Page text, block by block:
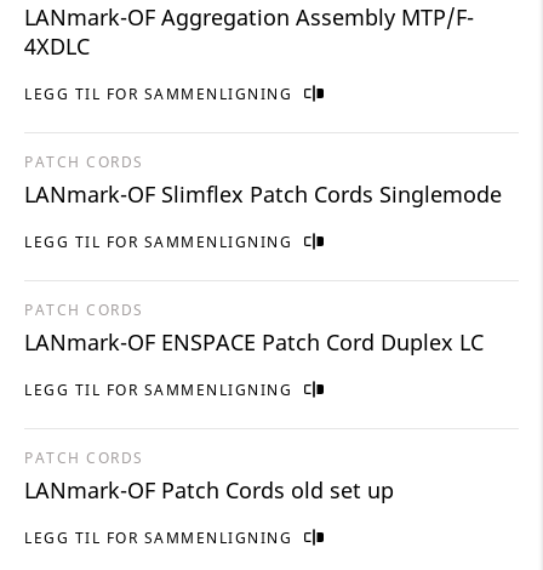
LEGG TIL FOR SAMMENLIGNING
LANmark-OF Aggregation Assembly MTP/F-
4XDLC
LEGG TIL FOR SAMMENLIGNING
PATCH CORDS
LANmark-OF Slimflex Patch Cords Singlemode
LEGG TIL FOR SAMMENLIGNING
PATCH CORDS
LANmark-OF ENSPACE Patch Cord Duplex LC
LEGG TIL FOR SAMMENLIGNING
PATCH CORDS
LANmark-OF Patch Cords old set up